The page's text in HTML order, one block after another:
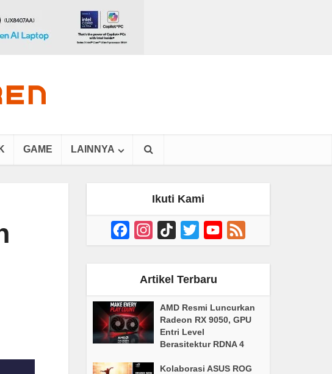
GAME LAINNYA
Ikuti Kami
FacebookInstagram
TikTok Twitter YouTube
Channel
Artikel Terbaru
AMD Resmi Luncurkan
Radeon RX 9050, GPU
Entri Level
Berasitektur RDNA 4
Kolaborasi ASUS ROG